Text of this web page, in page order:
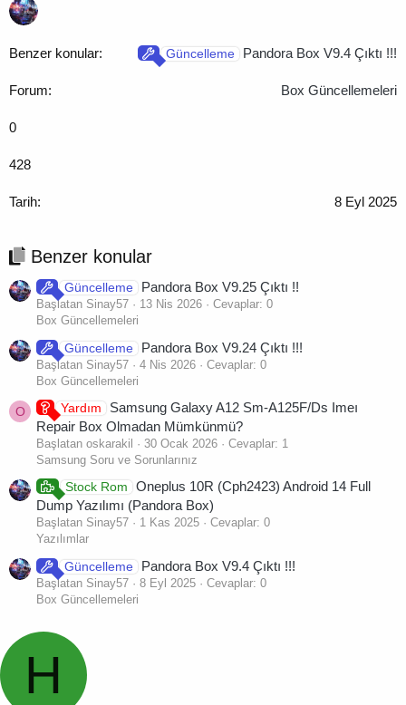
Güncelleme Pandora Box V9.4 Çıktı !!!
Box Güncellemeleri
0
428
8 Eyl 2025
Benzer konular
Güncelleme Pandora Box V9.25 Çıktı !!
Başlatan Sinay57 13 Nis 2026
Cevaplar: 0
Box Güncellemeleri
Güncelleme Pandora Box V9.24 Çıktı !!!
Başlatan Sinay57 4 Nis 2026
Cevaplar: 0
Box Güncellemeleri
O Yardım
Samsung Galaxy A12 Sm-A125F/Ds Imeı
Repair Box Olmadan Mümkünmü?
Başlatan oskarakil 30 Ocak 2026
Cevaplar: 1
Samsung Soru ve Sorunlarınız
Stock Rom
Oneplus 10R (Cph2423) Android 14 Full
Dump Yazılımı (Pandora Box)
Başlatan Sinay57 1 Kas 2025
Cevaplar: 0
Yazılımlar
Güncelleme Pandora Box V9.4 Çıktı !!!
Başlatan Sinay57 8 Eyl 2025
Cevaplar: 0
Box Güncellemeleri
H